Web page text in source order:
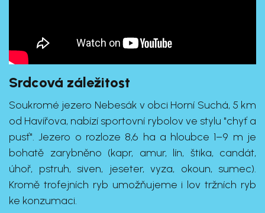
Srdcová záležitost
Soukromé jezero Nebesák v obci Horní Suchá, 5 km
od Havířova, nabízí sportovní rybolov ve stylu "chyť a
pusť". Jezero o rozloze 8,6 ha a hloubce 1–9 m je
bohatě zarybněno (kapr, amur, lín, štika, candát,
úhoř, pstruh, siven, jeseter, vyza, okoun, sumec).
Kromě trofejních ryb umožňujeme i lov tržních ryb
ke konzumaci.